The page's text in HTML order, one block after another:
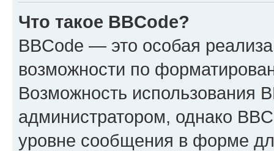
Что такое BBCode?
BBCode — это особая
возможности по
Возможность использования
администратором, однако
уровне сообщения в форме